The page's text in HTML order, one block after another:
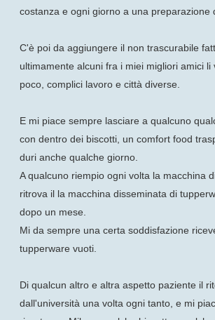
costanza e ogni giorno a una preparazione
C'è poi da aggiungere il non trascurabile
ultimamente alcuni fra i miei migliori amici li
poco, complici lavoro e città diverse.
E mi piace sempre lasciare a qualcuno
con dentro dei biscotti, un comfort food
duri anche qualche giorno.
A qualcuno riempio ogni volta la macchina
ritrova il la macchina disseminata di
dopo un mese.
Mi da sempre una certa soddisfazione
tupperware vuoti.
Di qualcun altro e altra aspetto paziente il
dall'università una volta ogni tanto, e mi